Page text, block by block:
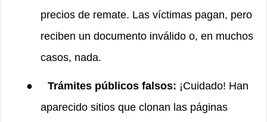
precios de remate. Las víctimas pagan, pero
reciben un documento inválido o, en muchos
casos, nada.
● Trámites públicos falsos: ¡Cuidado! Han
aparecido sitios que clonan las páginas